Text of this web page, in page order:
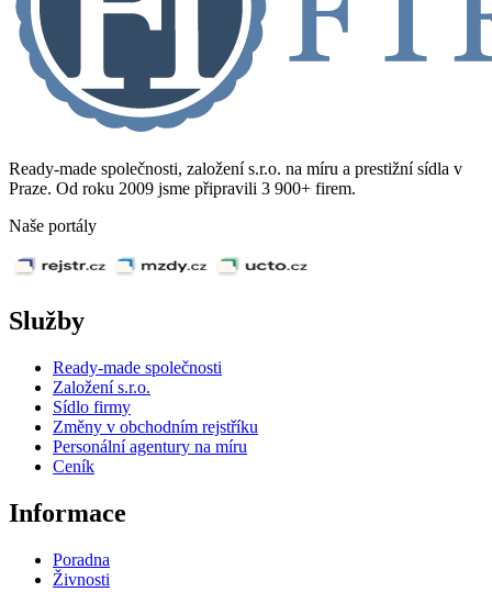
Ready-made společnosti, založení s.r.o. na míru a prestižní sídla v
Praze. Od roku 2009 jsme připravili 3 900+ firem.
Naše portály
Služby
Ready-made společnosti
Založení s.r.o.
Sídlo firmy
Změny v obchodním rejstříku
Personální agentury na míru
Ceník
Informace
Poradna
Živnosti